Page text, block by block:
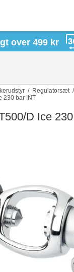
over 499 kr
/ Regulatorsæt /
230 bar INT
D Ice